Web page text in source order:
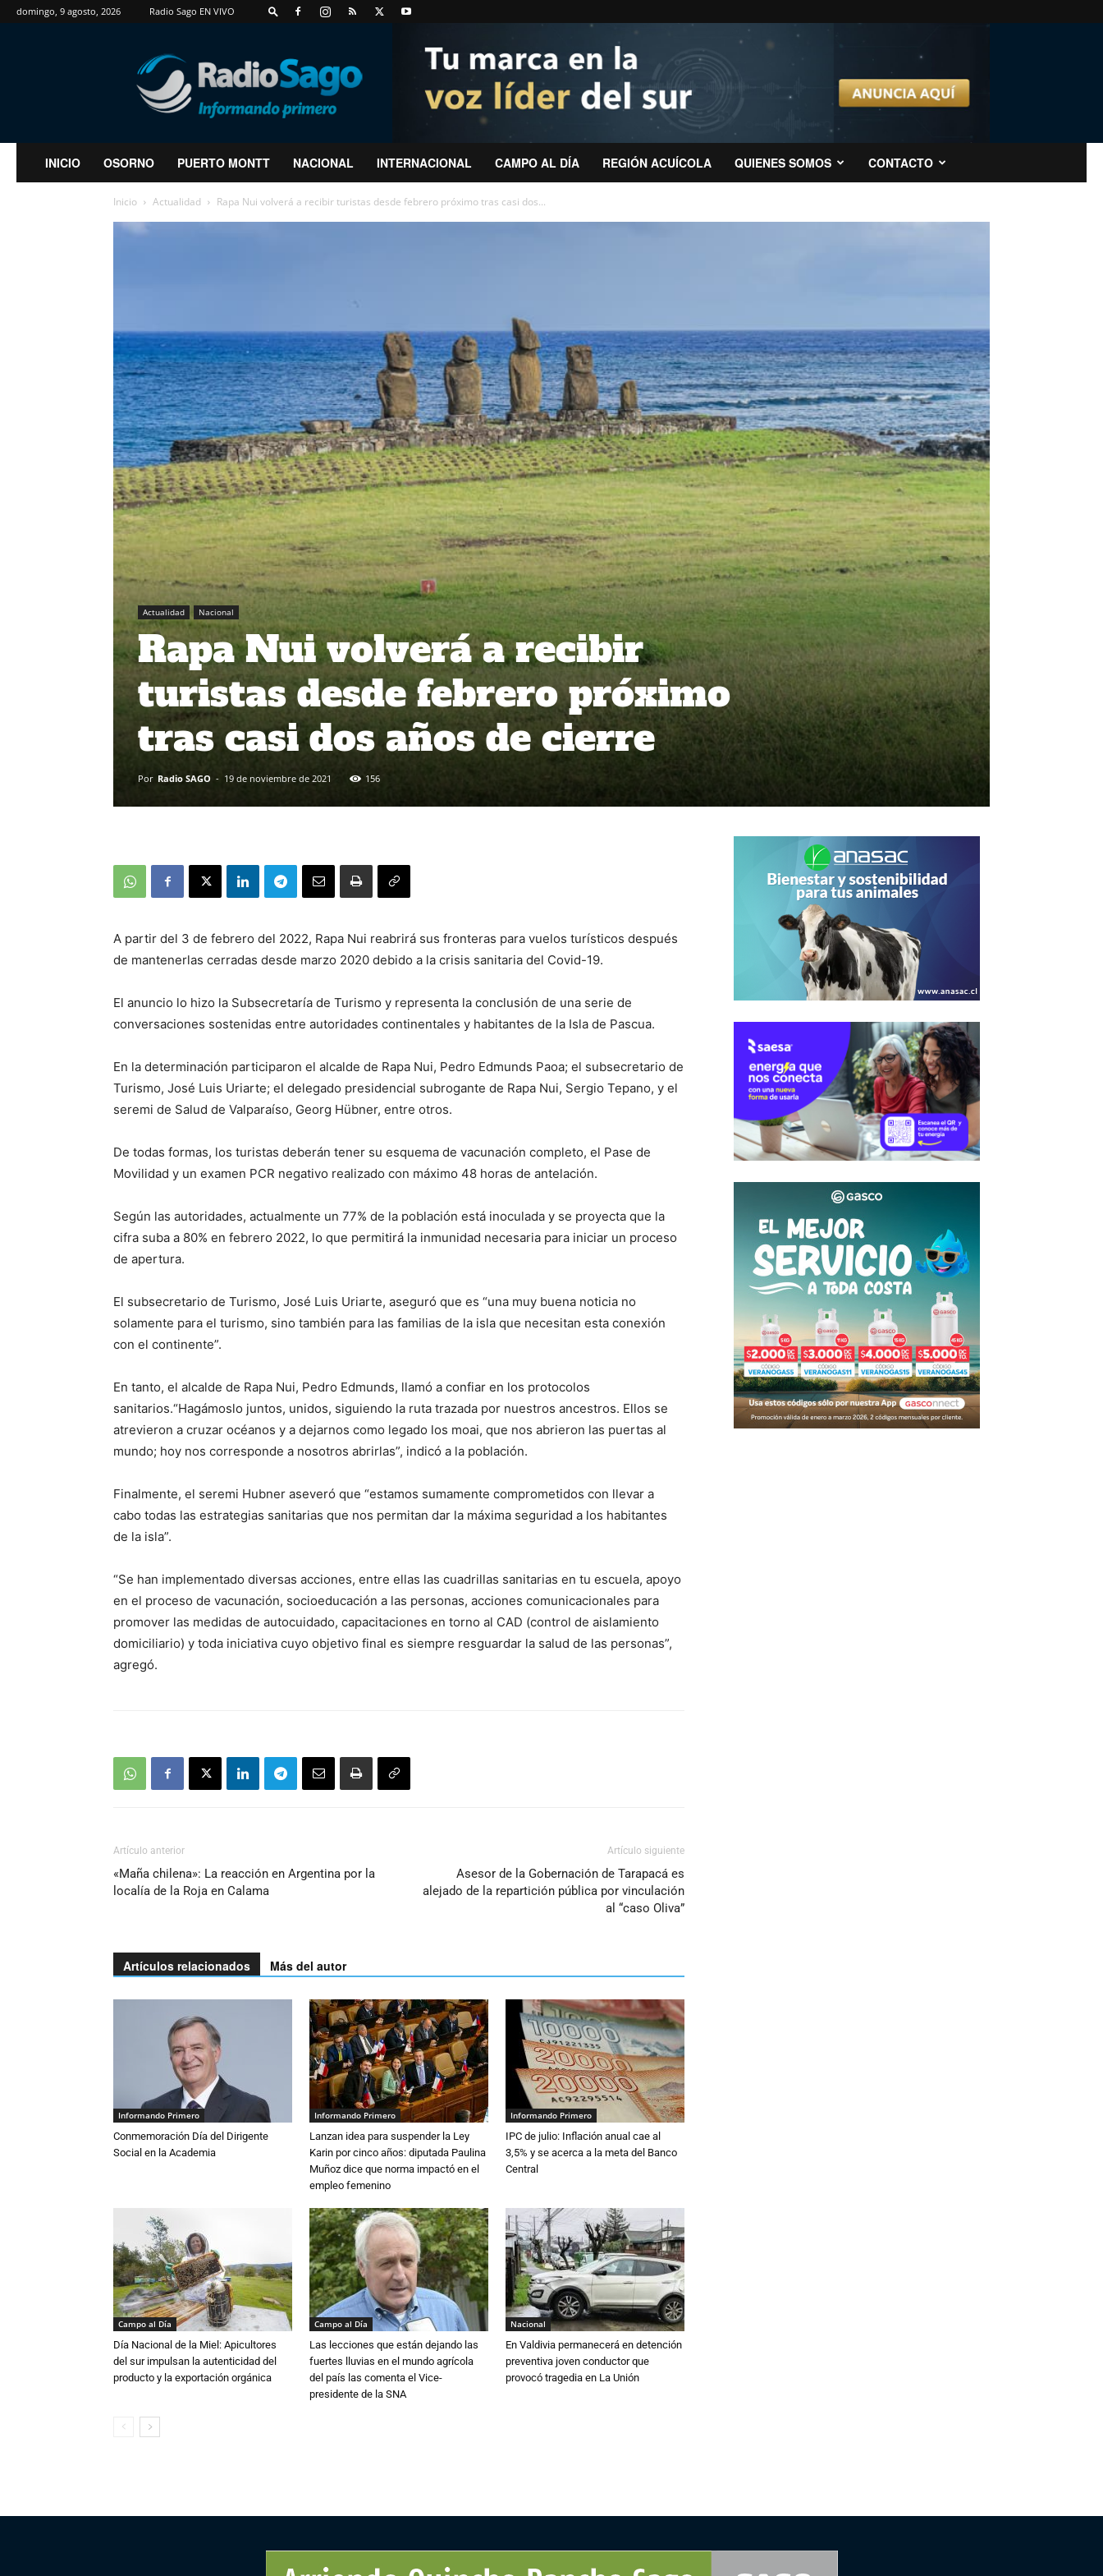
domingo, 9 agosto, 2026 Radio Sago EN VIVO
RadioSago
INICIO OSORNO PUERTO MONTT NACIONAL INTERNACIONAL CAMPO AL DÍA REGIÓN ACUÍCOLA QUIENES SOMOS CONTACTO
Inicio Actualidad Rapa Nui volverá a recibir turistas desde febrero próximo tras casi dos...
Actualidad Nacional
Rapa Nui volverá a recibir
turistas desde febrero próximo
tras casi dos años de cierre
Por Radio SAGO - 19 de noviembre de 2021 156
A partir del 3 de febrero del 2022, Rapa Nui reabrirá sus fronteras para vuelos turísticos después
de mantenerlas cerradas desde marzo 2020 debido a la crisis sanitaria del Covid-19.
El anuncio lo hizo la Subsecretaría de Turismo y representa la conclusión de una serie de
conversaciones sostenidas entre autoridades continentales y habitantes de la Isla de Pascua.
En la determinación participaron el alcalde de Rapa Nui, Pedro Edmunds Paoa; el subsecretario de
Turismo, José Luis Uriarte; el delegado presidencial subrogante de Rapa Nui, Sergio Tepano, y el
seremi de Salud de Valparaíso, Georg Hübner, entre otros.
De todas formas, los turistas deberán tener su esquema de vacunación completo, el Pase de
Movilidad y un examen PCR negativo realizado con máximo 48 horas de antelación.
Según las autoridades, actualmente un 77% de la población está inoculada y se proyecta que la
cifra suba a 80% en febrero 2022, lo que permitirá la inmunidad necesaria para iniciar un proceso
de apertura.
El subsecretario de Turismo, José Luis Uriarte, aseguró que es “una muy buena noticia no
solamente para el turismo, sino también para las familias de la isla que necesitan esta conexión
con el continente”.
En tanto, el alcalde de Rapa Nui, Pedro Edmunds, llamó a confiar en los protocolos
sanitarios.“Hagámoslo juntos, unidos, siguiendo la ruta trazada por nuestros ancestros. Ellos se
atrevieron a cruzar océanos y a dejarnos como legado los moai, que nos abrieron las puertas al
mundo; hoy nos corresponde a nosotros abrirlas”, indicó a la población.
Finalmente, el seremi Hubner aseveró que “estamos sumamente comprometidos con llevar a
cabo todas las estrategias sanitarias que nos permitan dar la máxima seguridad a los habitantes
de la isla”.
“Se han implementado diversas acciones, entre ellas las cuadrillas sanitarias en tu escuela, apoyo
en el proceso de vacunación, socioeducación a las personas, acciones comunicacionales para
promover las medidas de autocuidado, capacitaciones en torno al CAD (control de aislamiento
domiciliario) y toda iniciativa cuyo objetivo final es siempre resguardar la salud de las personas”,
agregó.
Artículo anterior
«Maña chilena»: La reacción en Argentina por la
localía de la Roja en Calama
Artículo siguiente
Asesor de la Gobernación de Tarapacá es
alejado de la repartición pública por vinculación
al “caso Oliva”
Artículos relacionados Más del autor
Informando Primero
Conmemoración Día del Dirigente
Social en la Academia
Informando Primero
Lanzan idea para suspender la Ley
Karin por cinco años: diputada Paulina
Muñoz dice que norma impactó en el
empleo femenino
Informando Primero
IPC de julio: Inflación anual cae al
3,5% y se acerca a la meta del Banco
Central
Campo al Día
Día Nacional de la Miel: Apicultores
del sur impulsan la autenticidad del
producto y la exportación orgánica
Campo al Día
Las lecciones que están dejando las
fuertes lluvias en el mundo agrícola
del país las comenta el Vice-
presidente de la SNA
Nacional
En Valdivia permanecerá en detención
preventiva joven conductor que
provocó tragedia en La Unión